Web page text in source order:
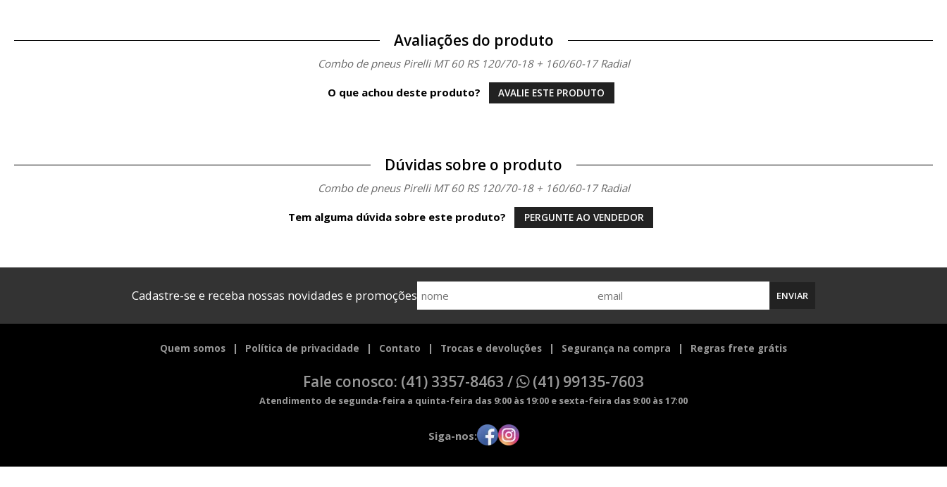
Avaliações do produto
Combo de pneus Pirelli MT 60 RS 120/70-18 + 160/60-17 Radial
O que achou deste produto? AVALIE ESTE PRODUTO
Dúvidas sobre o produto
Combo de pneus Pirelli MT 60 RS 120/70-18 + 160/60-17 Radial
Tem alguma dúvida sobre este produto? PERGUNTE AO VENDEDOR
Cadastre-se e receba nossas novidades e promoções ENVIAR
Quem somos Política de privacidade Contato Trocas e devoluções Segurança na compra Regras frete grátis
Fale conosco: (41) 3357-8463 / (41) 99135-7603
Atendimento de segunda-feira a quinta-feira das 9:00 às 19:00 e sexta-feira das 9:00 às 17:00
Siga-nos: